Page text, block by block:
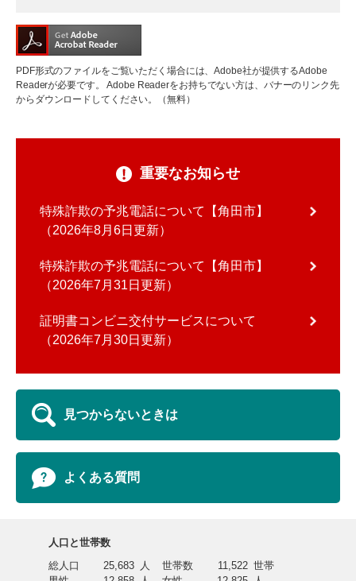
PDF形式のファイルをご覧いただく場合には、Adobe社が提供するAdobe
Readerが必要です。
Adobe Readerをお持ちでない方は、バナーのリンク先
からダウンロードしてください。（無料）
重要なお知らせ
特殊詐欺の予兆電話について【角田市】
2026年8月6日更新
特殊詐欺の予兆電話について【角田市】
2026年7月31日更新
証明書コンビニ交付サービスについて
2026年7月30日更新
見つからないときは
よくある質問
人口と世帯数
総人口
25,683 人 世帯数 11,522 世帯